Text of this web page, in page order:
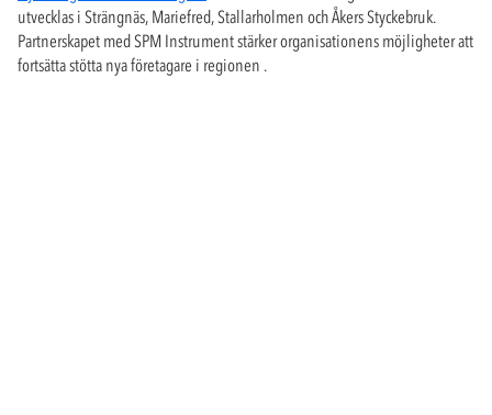
utvecklas i Strängnäs, Mariefred, Stallarholmen och Åkers Styckebruk.
Partnerskapet med SPM Instrument stärker organisationens möjligheter att
fortsätta stötta nya företagare i regionen .